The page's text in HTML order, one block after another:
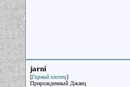
jarni
[Гарный хлопец]
Прирожденный Джаец